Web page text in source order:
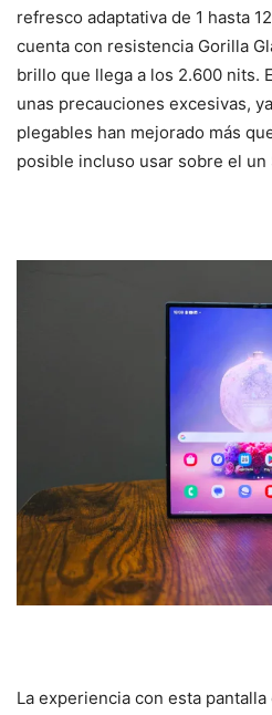
refresco adaptativa de 1 hasta
cuenta con resistencia Gorilla
brillo que llega a los 2.600 nits.
unas precauciones excesivas,
plegables han mejorado más
posible incluso usar sobre el un
La experiencia con esta